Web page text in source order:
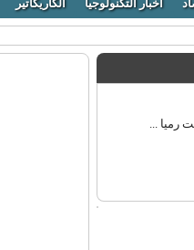
اخبار التكنولوجيا الكاريكاتير
...